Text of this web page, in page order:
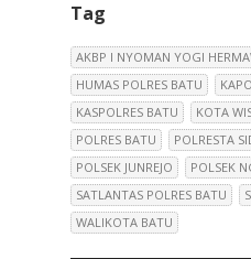
Tag
AKBP I NYOMAN YOGI
HUMAS POLRES BATU
KASPOLRES BATU
KOTA
POLRES BATU
POLRESTA
POLSEK JUNREJO
POLSEK
SATLANTAS POLRES BATU
WALIKOTA BATU